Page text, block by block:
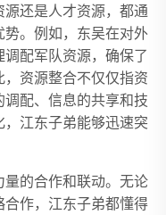
还是人才资源，都通
。例如，东吴在对外
配军队资源，确保了
资源整合不仅仅指资
配、信息的共享和技
江东子弟能够迅速突
的合作和联动。无论
作，江东子弟都懂得